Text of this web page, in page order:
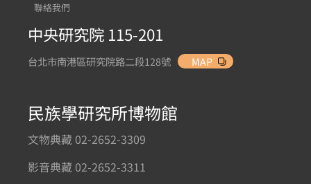
聯絡我們
中央研究院 115-201
台北市南港區研究院路二段128號 MAP
民族學研究所博物館
文物典藏 02-2652-3309
影音典藏 02-2652-3311